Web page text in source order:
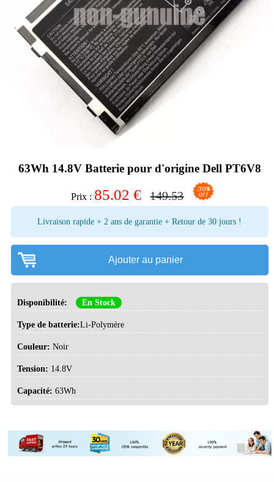
63Wh 14.8V Batterie pour d'origine Dell PT6V8
Prix : 85.02€ 149.53
Livraison rapide + 2 ans de garantie + Retour de 30 jours !
Ajouter au panier
Disponibilité: En Stock
Type de batterie:Li-Polymère
Couleur: Noir
Tension: 14.8V
Capacité: 63Wh